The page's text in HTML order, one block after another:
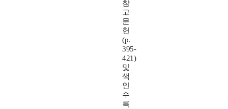
참
고
문
헌
(p.
395-
421)
및
색
인
수
록